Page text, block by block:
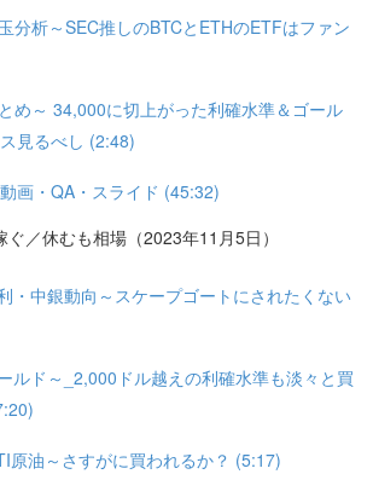
分析～SEC推しのBTCとETHのETFはファン
め～ 34,000に切上がった利確水準＆ゴール
見るべし (2:48)
画・QA・スライド (45:32)
／休むも相場（2023年11月5日）
・中銀動向～スケープゴートにされたくない
ルド～_2,000ドル越えの利確水準も淡々と買
原油～さすがに買われるか？ (5:17)